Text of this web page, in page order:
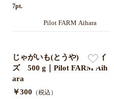
7pt.
Pilot FARM Aihara
じゃがいも(とうや) Lサイ
ズ 500 g｜Pilot FARM Aih
ara
￥300 （税込）